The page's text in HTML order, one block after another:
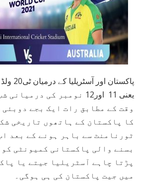
یعنی 11 اور12 نومبر کی
وقت کے مطابق رات ایک بجے
کا پاکستان کے ہاتھوں تاریخی
ٹورنامنٹ سے باہر ہونے کے بعد
بسنے والی پاکستانی کمیونٹی
پڑتا چاہے آسٹریلیا جیتے یا
میں جیت پاکستان کی ہی ہوگی۔